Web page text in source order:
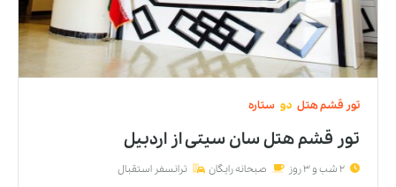
تور قشمهتل دو ستاره
تور قشم هتل سان سیتیاز اردبیل
2 شب و 3 روز صبحانه رایگان ترانسفر استقبال